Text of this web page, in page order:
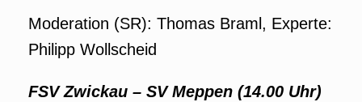
Moderation (SR): Thomas Braml, Experte:
Philipp Wollscheid
FSV Zwickau – SV Meppen (14.00 Uhr)